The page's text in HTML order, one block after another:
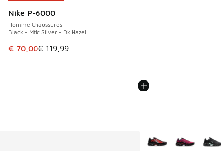
Nike P-6000
Homme Chaussures
Black - Mtlc Silver - Dk Hazel
Cet article est en promotion. Prix en baisse de € 119,99 à
€ 70,00€ 119,99
Plus de couleurs